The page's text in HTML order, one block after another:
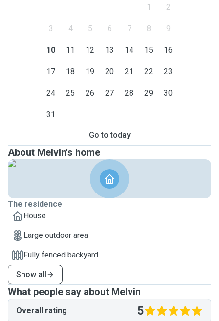
1 2
3 4 5 6 7 8 9
10 11 12 13 14 15 16
17 18 19 20 21 22 23
24 25 26 27 28 29 30
31
Go to today
About Melvin's home
The residence
House
Large outdoor area
Fully fenced backyard
Show all
What people say about Melvin
Overall rating 5